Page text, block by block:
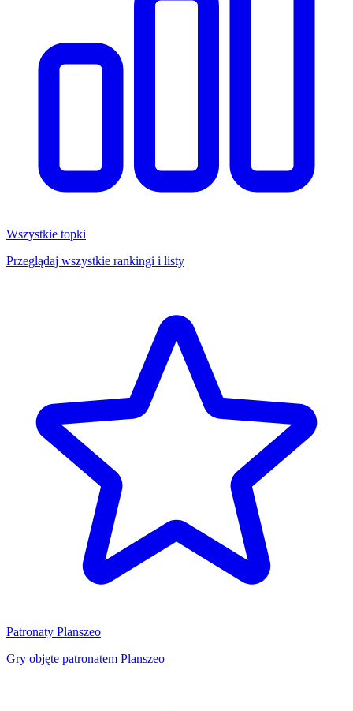
Wszystkie topki
Przeglądaj wszystkie rankingi i listy
Patronaty Planszeo
Gry objęte patronatem Planszeo